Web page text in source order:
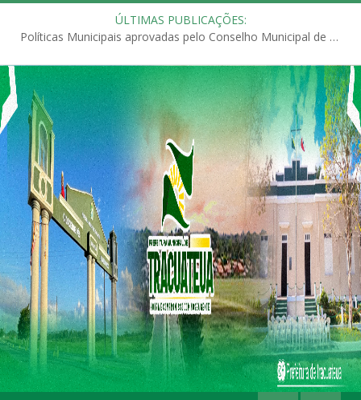
ÚLTIMAS PUBLICAÇÕES:
Políticas Municipais aprovadas pelo Conselho Municipal de Educação (CME)